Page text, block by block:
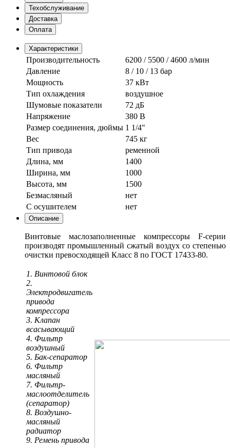
Техобслуживание
Доставка
Оплата
Характеристики
Производительность
6200 / 5500 / 4600 л/мин
Давление
8 / 10 / 13 бар
Мощность
37 кВт
Тип охлаждения
воздушное
Шумовые показатели
72 дБ
Напряжение
380 В
Размер соединения, дюймы 1 1/4"
Вес
745 кг
Тип привода
ременной
Длина, мм
1400
Ширина, мм
1000
Высота, мм
1500
Безмасляный
нет
С осушителем
нет
Описание
Винтовые маслозаполненные компрессоры F-серии
производят промышленный сжатый воздух со степенью
очистки превосходящей Класс 8 по ГОСТ 17433-80.
1. Винтовой блок
2.
Электродвигатель
привода
компрессора
3. Клапан
всасывающий
4. Фильтр
воздушный
5. Бак-сепаратор
6. Фильтр
масляный
7. Фильтр-
маслоотделитель
(сепаратор)
8. Воздушно-
масляный
радиатор
9. Ремень привода